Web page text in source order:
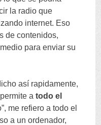
la radio que
internet. Eso
de contenidos,
para enviar su
así rapidamente,
a todo el
”, me refiero a todo el
a un ordenador,